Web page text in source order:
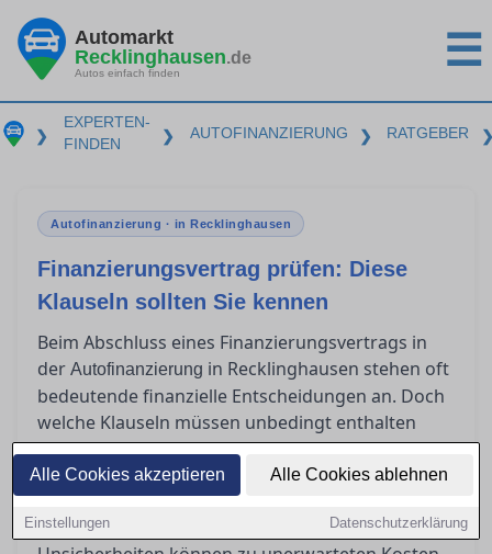
Alle Cookies akzeptieren Alle Cookies ablehnen
Einstellungen Datenschutzerklärung
Automarkt
Recklinghausen.de
Autos einfach finden ☰
❯
EXPERTEN-
FINDEN
❯ AUTOFINANZIERUNG ❯ RATGEBER
Autofinanzierung · in Recklinghausen
Finanzierungsvertrag prüfen: Diese
Klauseln sollten Sie kennen
Beim Abschluss eines Finanzierungsvertrags in
der Autofinanzierung in Recklinghausen stehen oft
bedeutende finanzielle Entscheidungen an. Doch
welche Klauseln müssen unbedingt enthalten
sein, um rechtlich abgesichert zu sein? Viele
Verbraucher sind unsicher, was
Vorfälligkeitsentschädigungen bedeuten oder
wann ein Widerruf möglich ist. Diese